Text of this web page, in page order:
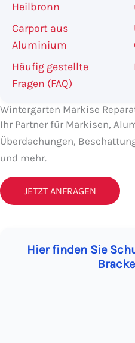
Heilbronn
Carport aus
Aluminium
Häufig gestellte
Fragen (FAQ)
Wintergarten Markise
Ihr Partner für Markisen,
Überdachungen,
und mehr.
JETZT ANFRAGEN
Hier finden Sie